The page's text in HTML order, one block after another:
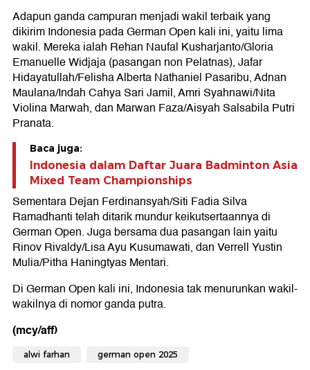
Adapun ganda campuran menjadi wakil terbaik yang
dikirim Indonesia pada German Open kali ini, yaitu lima
wakil. Mereka ialah Rehan Naufal Kusharjanto/Gloria
Emanuelle Widjaja (pasangan non Pelatnas), Jafar
Hidayatullah/Felisha Alberta Nathaniel Pasaribu, Adnan
Maulana/Indah Cahya Sari Jamil, Amri Syahnawi/Nita
Violina Marwah, dan Marwan Faza/Aisyah Salsabila Putri
Pranata.
Baca juga:
Indonesia dalam Daftar Juara Badminton Asia
Mixed Team Championships
Sementara Dejan Ferdinansyah/Siti Fadia Silva
Ramadhanti telah ditarik mundur keikutsertaannya di
German Open. Juga bersama dua pasangan lain yaitu
Rinov Rivaldy/Lisa Ayu Kusumawati, dan Verrell Yustin
Mulia/Pitha Haningtyas Mentari.
Di German Open kali ini, Indonesia tak menurunkan wakil-
wakilnya di nomor ganda putra.
(mcy/aff)
alwi farhan german open 2025